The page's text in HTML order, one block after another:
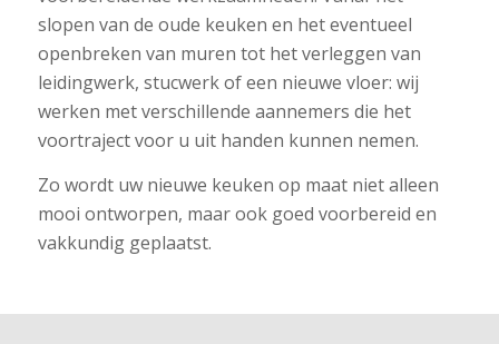
slopen van de oude keuken en het eventueel
openbreken van muren tot het verleggen van
leidingwerk, stucwerk of een nieuwe vloer: wij
werken met verschillende aannemers die het
voortraject voor u uit handen kunnen nemen.
Zo wordt uw nieuwe keuken op maat niet alleen
mooi ontworpen, maar ook goed voorbereid en
vakkundig geplaatst.